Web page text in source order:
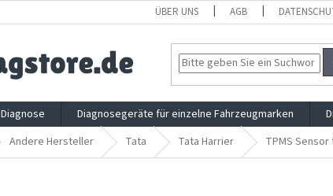
ÜBER UNS AGB
Diagnosegeräte für einzelne Fahrzeugmarken
Andere Hersteller Tata Tata Harrier TPMS